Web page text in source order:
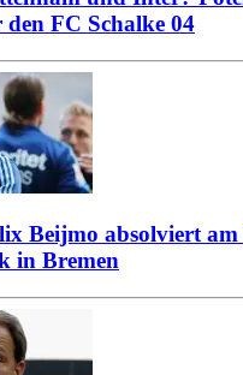
FC Schalke 04
Beijmo absolviert am
in Bremen